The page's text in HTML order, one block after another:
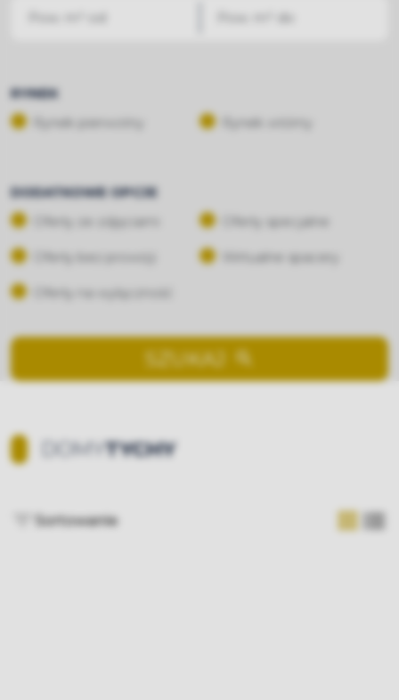
RYNEK
DODATKOWE OPCJE
Oferty ze zdjęciami
Oferty specjalne
Wirtualne spacery
Oferty na wyłączność
SZUKAJ
DOMYTYCHY
Sortowanie
tabela